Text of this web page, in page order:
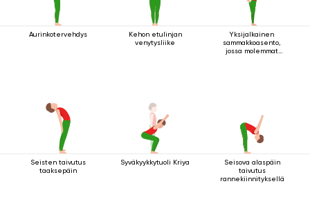
Aurinkotervehdys
Kehon etulinjan
venytysliike
Yksijalkainen
sammakkoasento,
jossa molemmat
Seisten taivutus
taaksepäin
Syväkyykkytuoli Kriya
Seisova alaspäin
taivutus
rannekiinnityksellä